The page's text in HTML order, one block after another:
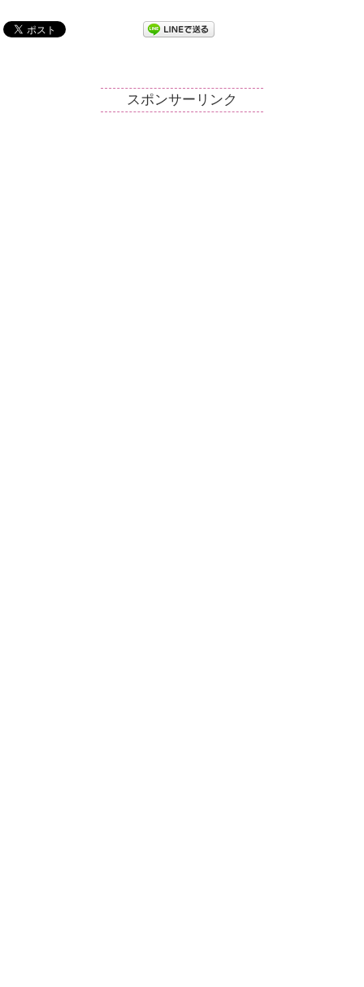
スポンサーリンク